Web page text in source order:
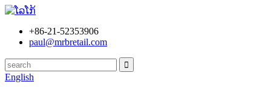
+86-21-52353906
paul@mrbretail.com
English